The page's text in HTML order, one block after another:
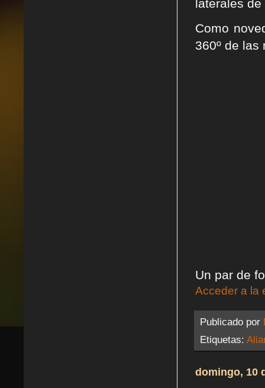
laterales
Como
360º de
Un par de
Acceder a la
Publicado por
Etiquetas:
domingo, 10